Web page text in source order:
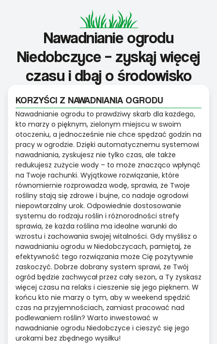
Nawadnianie ogrodu
Niedobczyce – zyskaj więcej
czasu i dbaj o środowisko
KORZYŚCI Z NAWADNIANIA OGRODU
Nawadnianie ogrodu to prawdziwy skarb dla każdego,
kto marzy o pięknym, zielonym miejscu w swoim
otoczeniu, a jednocześnie nie chce spędzać godzin na
pracy w ogrodzie. Dzięki automatycznemu systemowi
nawadniania, zyskujesz nie tylko czas, ale także
redukujesz zużycie wody – to może znacząco wpłynąć
na Twoje rachunki. Wyjątkowe rozwiązanie, które
równomiernie rozprowadza wodę, sprawia, że Twoje
rośliny stają się zdrowe i bujne, co nadaje ogrodowi
niepowtarzalny urok. Odpowiednie dostosowanie
systemu do rodzaju roślin i różnorodności strefy
sprawia, że każda roślina ma idealne warunki do
wzrostu i zachowania swojej witalności. Gdy myślisz o
nawadnianiu ogrodu w Niedobczycach, pamiętaj, że
efektywność tego rozwiązania może Cię pozytywnie
zaskoczyć. Dobrze dobrany system sprawi, że Twój
ogród będzie zachwycał przez cały sezon, a Ty zyskasz
więcej czasu na relaks i cieszenie się jego pięknem. W
końcu kto nie marzy o tym, aby w weekend spędzić
czas na przyjemnościach, zamiast pracować nad
podlewaniem roślin? Warto inwestować w
nawadnianie ogrodu Niedobczyce i cieszyć się jego
urokami bez zbędnego wysiłku!